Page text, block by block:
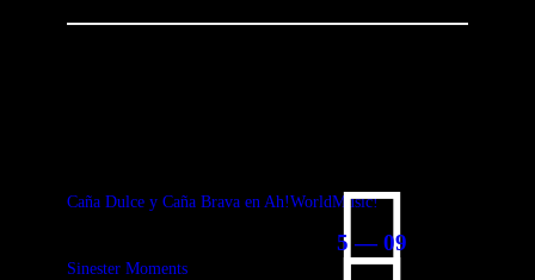
5 — 09
Caña Dulce y Caña Brava en Ah!WorldMusic!
Sinester Moments